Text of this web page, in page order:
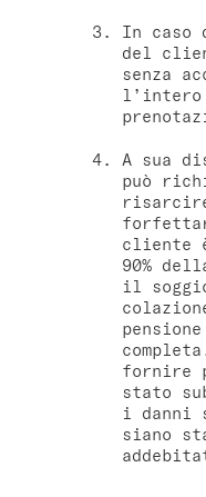
In caso
del
senza
l’intero
A sua
può
cliente
90%
il
fornire
stato
i danni
siano